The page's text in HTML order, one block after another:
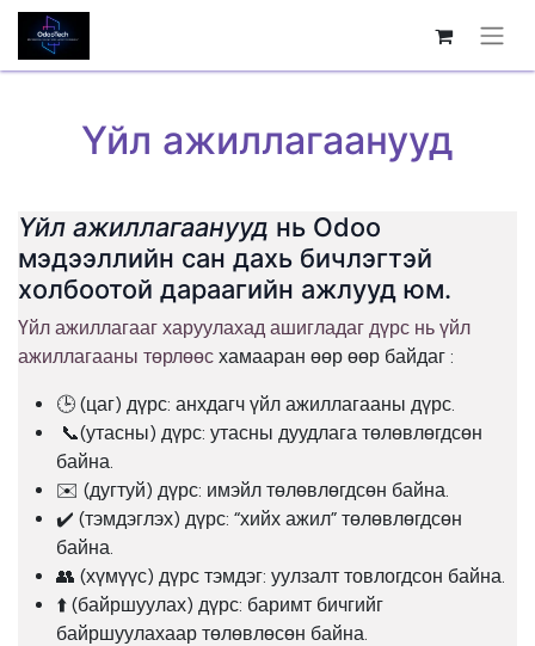
Үйл ажиллагаанууд
Үйл ажиллагаанууд нь Odoo
мэдээллийн сан дахь бичлэгтэй
холбоотой дараагийн ажлууд юм.
Үйл ажиллагааг харуулахад ашигладаг дүрс нь үйл
ажиллагааны төрлөөс хамааран өөр өөр байдаг :
🕒 (цаг) дүрс: анхдагч үйл ажиллагааны дүрс.
📞(утасны) дүрс: утасны дуудлага төлөвлөгдсөн
байна.
✉️ (дугтуй) дүрс: имэйл төлөвлөгдсөн байна.
✔️ (тэмдэглэх) дүрс: “хийх ажил” төлөвлөгдсөн
байна.
👥 (хүмүүс) дүрс тэмдэг: уулзалт товлогдсон байна.
⬆️ (байршуулах) дүрс: баримт бичгийг
байршуулахаар төлөвлөсөн байна.